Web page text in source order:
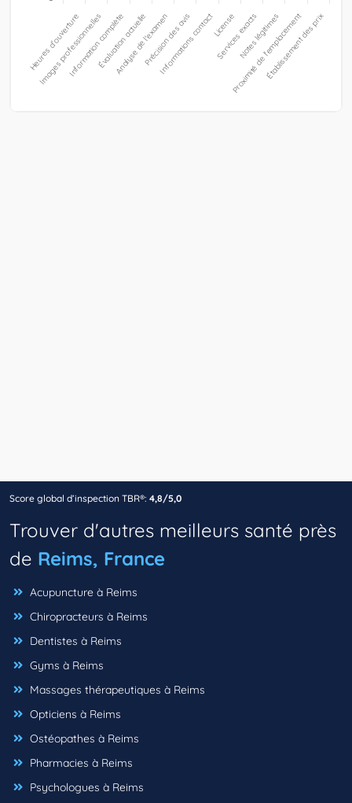
Score global d’inspection TBR®: 4,8/5,0
Trouver d'autres meilleurs santé près
de Reims, France
Acupuncture à Reims
Chiropracteurs à Reims
Dentistes à Reims
Gyms à Reims
Massages thérapeutiques à Reims
Opticiens à Reims
Ostéopathes à Reims
Pharmacies à Reims
Psychologues à Reims